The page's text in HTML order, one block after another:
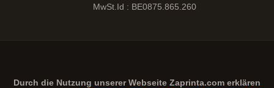
MwSt.Id : BE0875.865.260
Durch die Nutzung unserer Webseite Zaprinta.com erklären